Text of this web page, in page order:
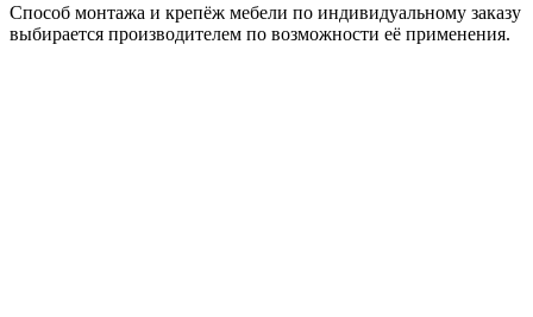
Способ монтажа и крепёж мебели по индивидуальному заказу
выбирается производителем по возможности её применения.